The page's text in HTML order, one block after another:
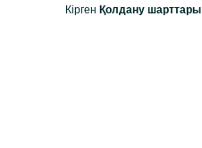
Кірген Қолдану шарттары